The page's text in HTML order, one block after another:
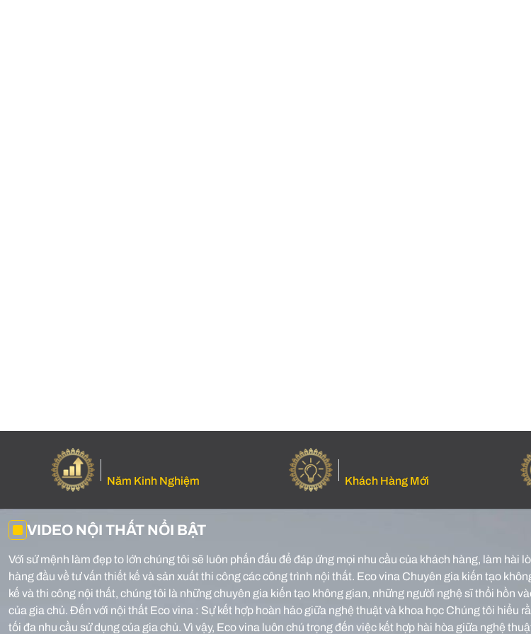
Năm Kinh Nghiệm Khách Hàng Mới
VIDEO NỘI THẤT NỔI BẬT
Với sứ mệnh làm đẹp to lớn chúng tôi sẽ luôn phấn đấu để đáp ứng mọi nhu cầu của khách hàng, làm
hàng đầu về tư vấn thiết kế và sản xuất thi công các công trình nội thất. Eco vina Chuyên gia kiến tạo
kế và thi công nội thất, chúng tôi là những chuyên gia kiến tạo không gian, những người nghệ sĩ thổi hồn
của gia chủ. Đến với nội thất Eco vina : Sự kết hợp hoàn hảo giữa nghệ thuật và khoa học Chúng tôi hiểu
tối đa nhu cầu sử dụng của gia chủ. Vì vậy, Eco vina luôn chú trọng đến việc kết hợp hài hòa giữa nghệ